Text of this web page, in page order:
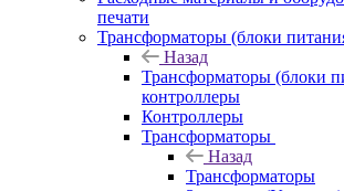
печати
Трансформаторы (блоки
Назад
Трансформаторы (блоки
контроллеры
Контроллеры
Трансформаторы
Назад
Трансформаторы